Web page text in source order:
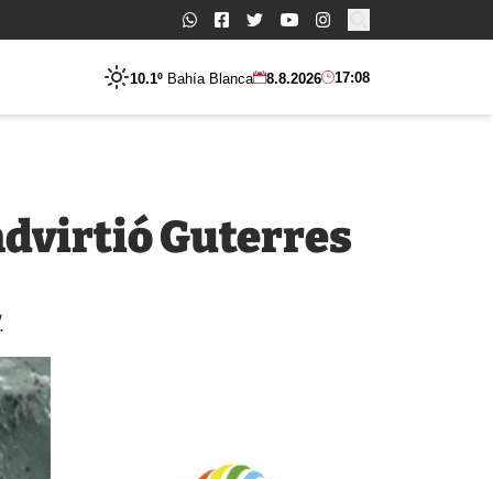
Buscar:
10.1º Bahía Blanca 8.8.2026 17:08
Guterres